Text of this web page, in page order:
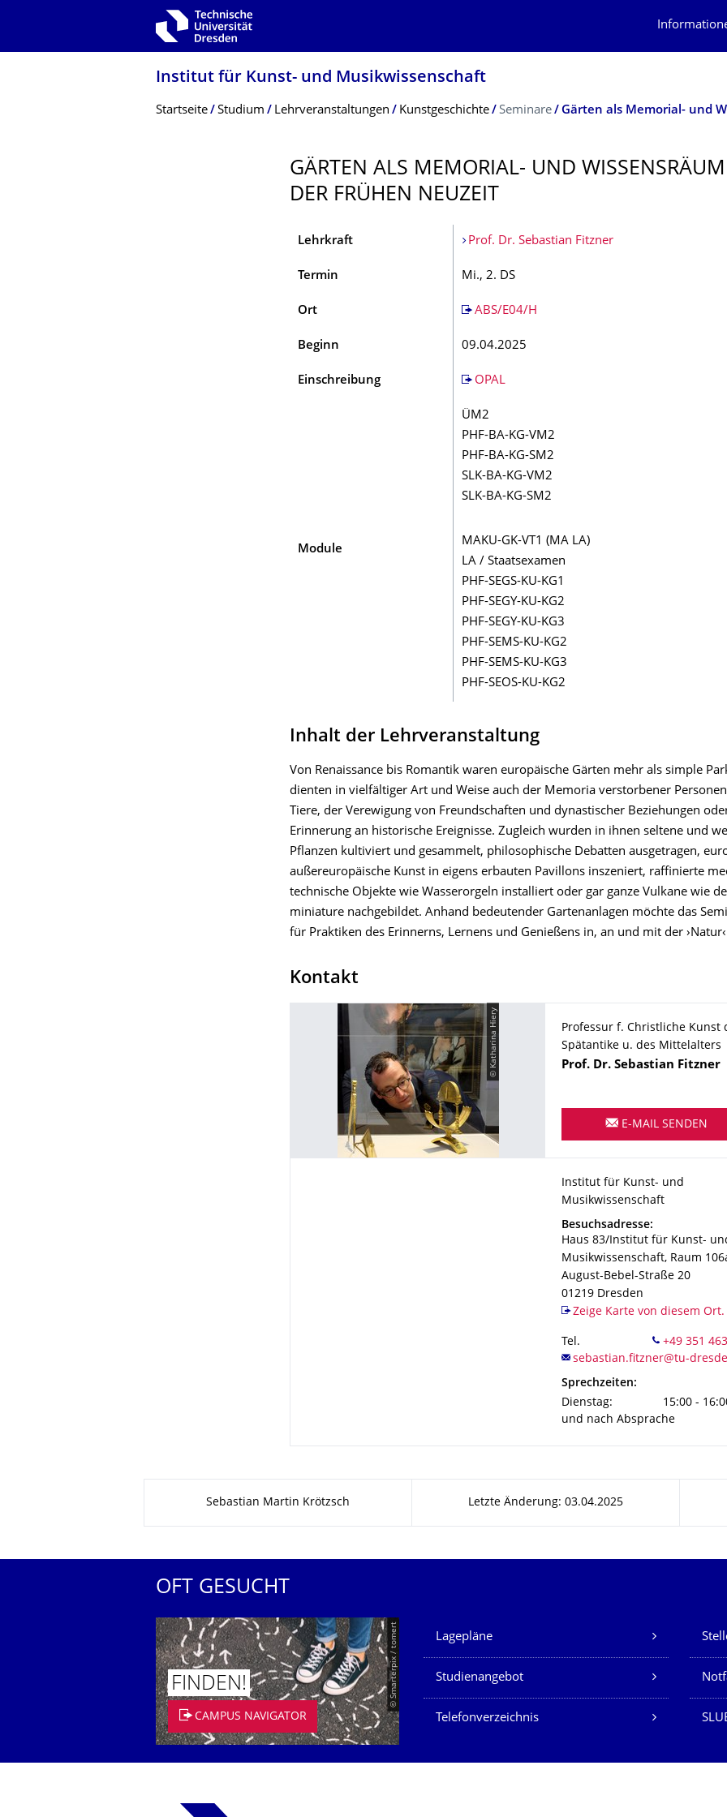
Zur Hauptnavigation springen
Institut für Kunst- und Musikwissenschaft
Breadcrumb-Menü
Startseite Studium Lehrveranstaltungen Kunstgeschichte Seminare Gärten als Memorial- und
GÄRTEN ALS MEMORIAL- UND
DER FRÜHEN NEUZEIT
Lehrkraft Prof. Dr. Sebastian Fitzner
Termin Mi., 2. DS
Ort ABS/E04/H
Beginn 09.04.2025
Einschreibung OPAL
Module
ÜM2
PHF-BA-KG-VM2
PHF-BA-KG-SM2
SLK-BA-KG-VM2
SLK-BA-KG-SM2
MAKU-GK-VT1 (MA LA)
LA / Staatsexamen
PHF-SEGS-KU-KG1
PHF-SEGY-KU-KG2
PHF-SEGY-KU-KG3
PHF-SEMS-KU-KG2
PHF-SEMS-KU-KG3
PHF-SEOS-KU-KG2
Inhalt der Lehrveranstaltung
Von Renaissance bis Romantik waren europäische Gärten mehr als simple
dienten in vielfältiger Art und Weise auch der Memoria verstorbener
Tiere, der Verewigung von Freundschaften und dynastischer Beziehungen
Erinnerung an historische Ereignisse. Zugleich wurden in ihnen seltene und
Pflanzen kultiviert und gesammelt, philosophische Debatten ausgetragen,
außereuropäische Kunst in eigens erbauten Pavillons inszeniert, raffinierte
technische Objekte wie Wasserorgeln installiert oder gar ganze Vulkane wie
miniature nachgebildet. Anhand bedeutender Gartenanlagen möchte das
für Praktiken des Erinnerns, Lernens und Genießens in, an und mit der
Kontakt
© Katharina Hiery
Professur f. Christliche Kunst
Spätantike u. des Mittelalters
Name
Prof. Dr. Sebastian Fitzner
E-MAIL SENDEN
Organisationsname
Institut für Kunst- und
Institut für Kunst- und
Musikwissenschaft
Adresse
Besuchsadresse:
Haus 83/Institut für Kunst-
Musikwissenschaft, Raum
August-Bebel-Straße 20
01219 Dresden
Zeige Karte von diesem Ort.
Tel.
Sprechzeiten:
Dienstag:
15:00 -
und nach Absprache
Sebastian Martin Krötzsch Letzte Änderung: 03.04.2025
OFT GESUCHT
© Smarterpix / tomert
FINDEN!
CAMPUS NAVIGATOR
Unsere Dienste
Lagepläne
Studienangebot
Telefonverzeichnis